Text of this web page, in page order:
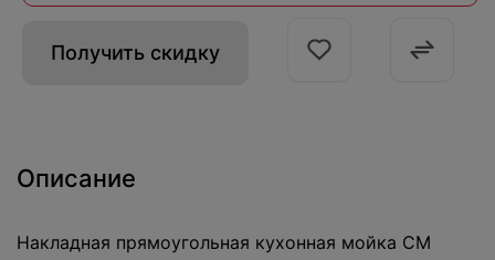
Получить скидку
Описание
Накладная прямоугольная кухонная мойка CM